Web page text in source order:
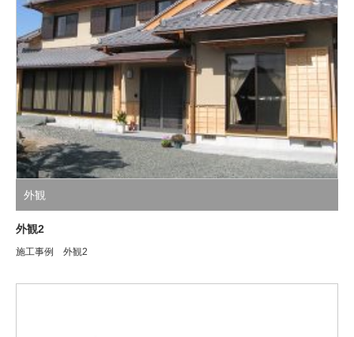
外観
外観2
施工事例 外観2